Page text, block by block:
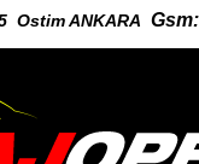
Ostim ANKARA Gsm: